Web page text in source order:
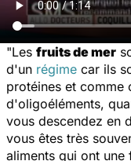
"Les fruits de mer
d'un régime car ils
protéines et comme
d'oligoéléments,
vous descendez en
vous êtes très
aliments qui ont